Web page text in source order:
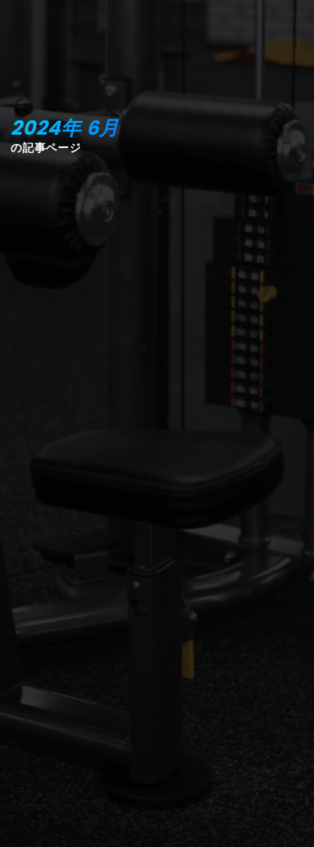
2024年 6月
の記事ページ